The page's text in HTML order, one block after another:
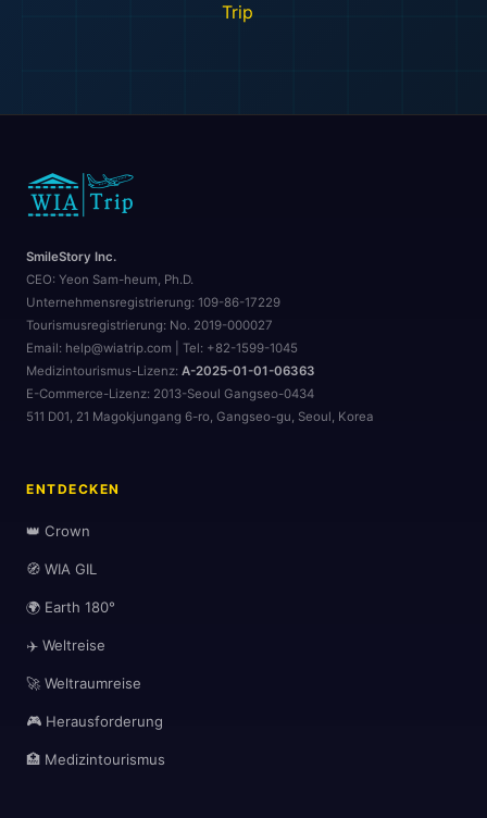
Trip
SmileStory Inc.
CEO: Yeon Sam-heum, Ph.D.
Unternehmensregistrierung: 109-86-17229
Tourismusregistrierung: No. 2019-000027
Email: help@wiatrip.com | Tel: +82-1599-1045
Medizintourismus-Lizenz: A-2025-01-01-06363
E-Commerce-Lizenz: 2013-Seoul Gangseo-0434
511 D01, 21 Magokjungang 6-ro, Gangseo-gu, Seoul, Korea
ENTDECKEN
👑 Crown
🧭 WIA GIL
🌍 Earth 180°
✈️ Weltreise
🚀 Weltraumreise
🎮 Herausforderung
🏥 Medizintourismus